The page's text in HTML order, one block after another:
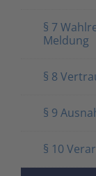
§ 7
Meldung
§ 8
§ 9
§ 10